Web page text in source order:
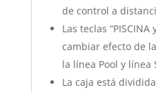
de control a
Las teclas “PISCINA
cambiar efecto de
la línea Pool y línea
La caja está